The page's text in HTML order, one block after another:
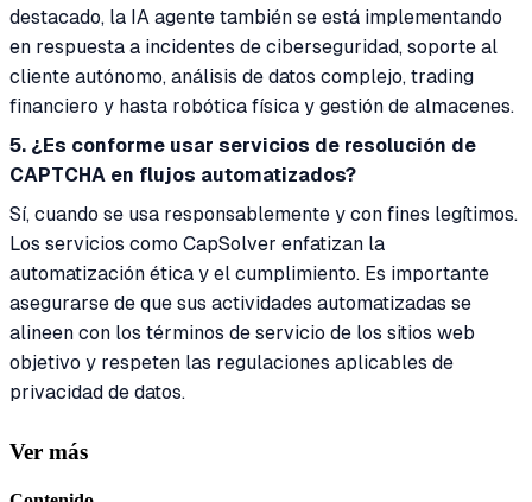
destacado, la IA agente también se está implementando
en respuesta a incidentes de ciberseguridad, soporte al
cliente autónomo, análisis de datos complejo, trading
financiero y hasta robótica física y gestión de almacenes.
5. ¿Es conforme usar servicios de resolución de
CAPTCHA en flujos automatizados?
Sí, cuando se usa responsablemente y con fines legítimos.
Los servicios como CapSolver enfatizan la
automatización ética y el cumplimiento. Es importante
asegurarse de que sus actividades automatizadas se
alineen con los términos de servicio de los sitios web
objetivo y respeten las regulaciones aplicables de
privacidad de datos.
Ver más